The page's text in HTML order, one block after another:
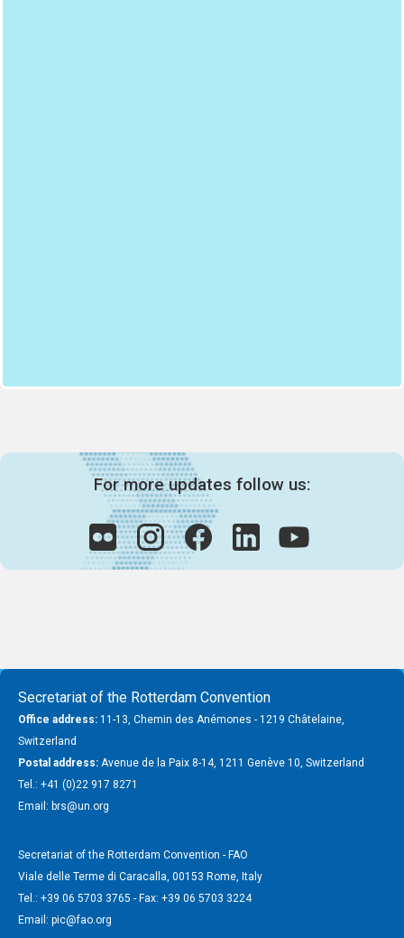
For more updates follow us:
Secretariat of the Rotterdam Convention
Office address: 11-13, Chemin des Anémones - 1219 Châtelaine,
Switzerland
Postal address: Avenue de la Paix 8-14, 1211 Genève 10, Switzerland
Tel.: +41 (0)22 917 8271
Email: brs@un.org
Secretariat of the Rotterdam Convention - FAO
Viale delle Terme di Caracalla, 00153 Rome, Italy
Tel.: +39 06 5703 3765 - Fax: +39 06 5703 3224
Email: pic@fao.org